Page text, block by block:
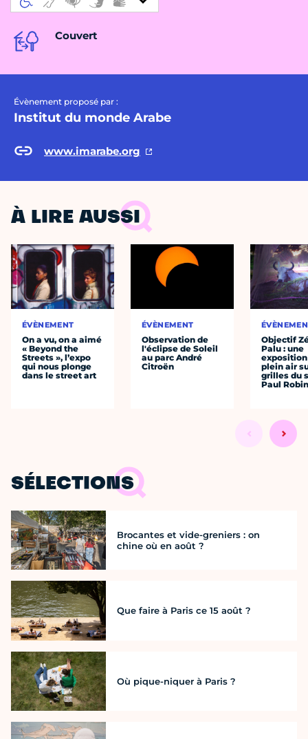
Couvert
Évènement proposé par :
Institut du monde Arabe
www.imarabe.org
À LIRE AUSSI
ÉVÈNEMENT
On a vu, on a aimé
« Beyond the
Streets », l’expo
qui nous plonge
dans le street art
ÉVÈNEMENT
Observation de
l'éclipse de Soleil
au parc André
Citroën
Objectif
Palu : une
plein air
grilles du
Paul
SÉLECTIONS
Brocantes et vide-greniers : on
chine où en août ?
Que faire à Paris ce 15 août ?
Où pique-niquer à Paris ?